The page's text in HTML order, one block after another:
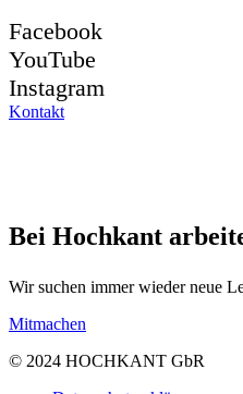
Facebook
YouTube
Instagram
Kontakt
Bei Hochkant
Wir suchen immer wieder neue
Mitmachen
© 2024 HOCHKANT GbR